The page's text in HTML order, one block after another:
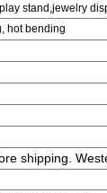
stand,jewelry
hot bending